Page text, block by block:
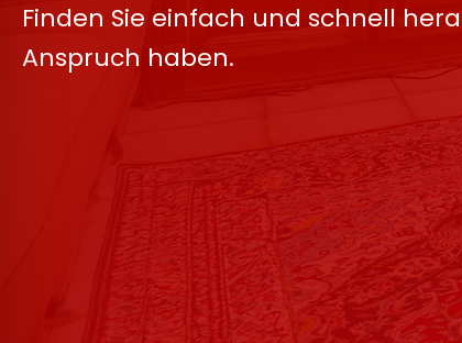
Finden Sie einfach und schnell
Anspruch haben.